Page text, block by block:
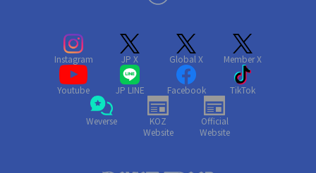
Instagram JP X Global X Member X
Youtube JP LINE Facebook TikTok
Weverse
KOZ
Website
Official
Website